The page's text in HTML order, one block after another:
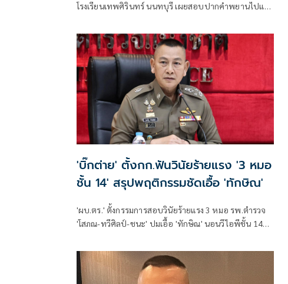
โรงเรียนเทพศิรินทร์ นนทบุรี เผยสอบปากคำพยานไปแล้ว
มีปัญหากับเพื่อน เสพสื่อโซเชียล พบเคยสั่งซื้อปืนบีบีกัน
ทางออนไลน์มาโรงเรียนแต่ถูกครูยึด เร่งตรวจสอบมือถือ-
คอมพิวเตอร์ โยงเหตุสลด
'บิ๊กต่าย' ตั้งกก.ฟันวินัยร้ายแรง '3 หมอ
ชั้น 14' สรุปพฤติกรรมชัดเอื้อ 'ทักษิณ'
'ผบ.ตร.' ตั้งกรรมการสอบวินัยร้ายแรง 3 หมอ รพ.ตำรวจ
'โสภณ-ทวีศิลป์-ชนะ' ปมเอื้อ 'ทักษิณ' นอนวีไอพีชั้น 14